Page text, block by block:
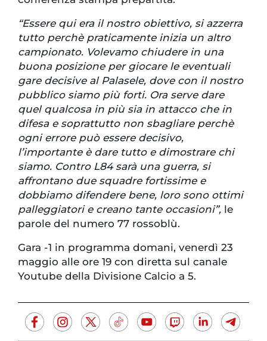
“Essere qui era il nostro obiettivo, si azzerra
tutto perchè praticamente inizia un altro
campionato. Volevamo chiudere in una
buona posizione per giocare le eventuali
gare decisive al Palasele, dove con il nostro
pubblico siamo più forti. Ora serve dare
quel qualcosa in più sia in attacco che in
difesa e soprattutto non sbagliare perchè
ogni errore può essere decisivo,
l’importante è dare tutto e dimostrare chi
siamo. Contro L84 sarà una guerra, si
affrontano due squadre fortissime e
dobbiamo difendere bene, loro sono ottimi
palleggiatori e creano tante occasioni”, le
parole del numero 77 rossoblù.
Gara -1 in programma domani, venerdì 23
maggio alle ore 19 con diretta sul canale
Youtube della Divisione Calcio a 5.